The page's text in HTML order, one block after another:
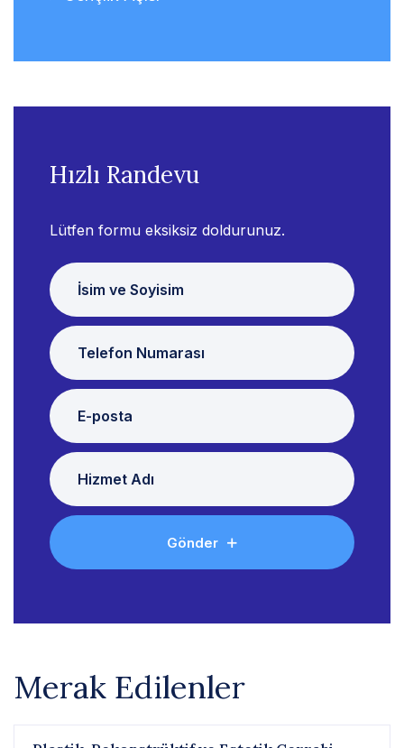
Hızlı Randevu
Lütfen formu eksiksiz doldurunuz.
Gönder
Merak Edilenler